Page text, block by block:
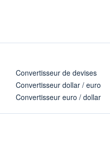
Convertisseur de devises
Convertisseur dollar / euro
Convertisseur euro / dollar